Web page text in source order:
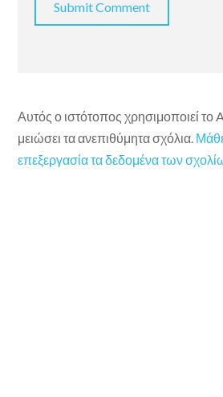
Αυτός ο ιστότοπος χρησιμοποιεί το
μειώσει τα ανεπιθύμητα σχόλια.
επεξεργασία τα δεδομένα των